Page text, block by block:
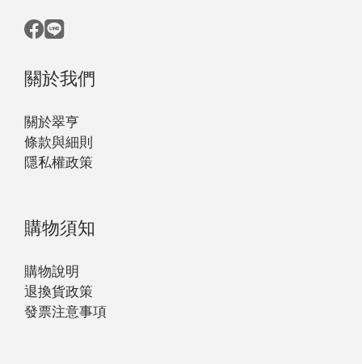
關於我們
關於翠亨
條款與細則
隱私權政策
購物須知
購物說明
退換貨政策
發票注意事項